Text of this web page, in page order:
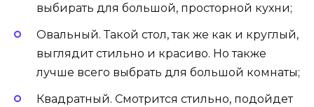
выбирать для большой, просторной кухни;
Овальный. Такой стол, так же как и круглый,
выглядит стильно и красиво. Но также
лучше всего выбрать для большой комнаты;
Квадратный. Смотрится стильно, подойдет